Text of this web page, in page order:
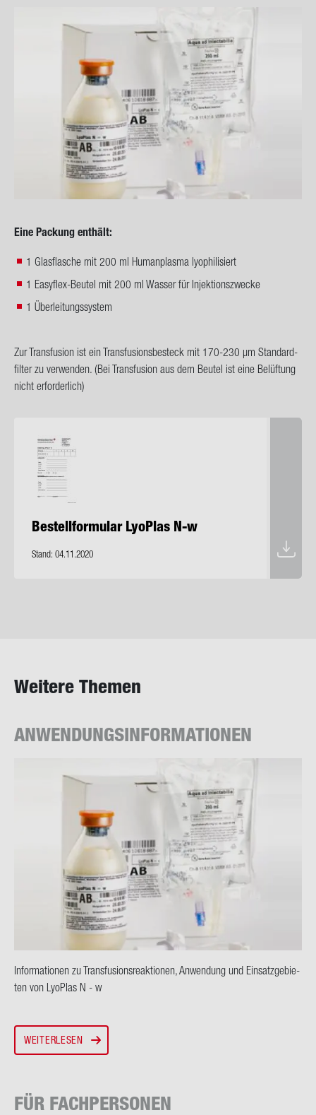
Eine Pa­ckung ent­hält:
1 Glasflasche mit 200 ml Humanplasma lyophilisiert
1 Easyflex-Beutel mit 200 ml Wasser für Injektionszwecke
1 Überleitungssystem
Zur Trans­fu­si­on ist ein Trans­fu­si­ons­be­steck mit 170-​230 µm Stan­dard­
fil­ter zu ver­wen­den. (Bei Trans­fu­si­on aus dem Beu­tel ist eine Be­lüf­tung
nicht er­for­der­lich)
Be­stell­for­mu­lar Lyo­Plas N-w
Stand: 04.11.2020
Wei­te­re The­men
AN­WEN­DUNGS­IN­FOR­MA­TIO­NEN
In­for­ma­tio­nen zu Trans­fu­si­ons­re­ak­tio­nen, An­wen­dung und Ein­satz­ge­bie­
ten von Lyo­Plas N - w
WEITERLESEN
FÜR FACH­PER­SO­NEN